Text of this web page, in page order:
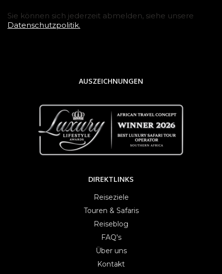
Sie können sich jederzeit abmelden, siehe unsere
Datenschutzpolitik.
AUSZEICHNUNGEN
DIREKTLINKS
Reiseziele
Touren & Safaris
Reiseblog
FAQ's
Über uns
Kontakt